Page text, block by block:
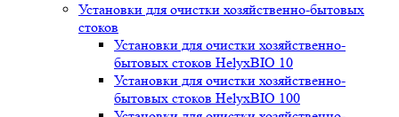
Установки для очистки хозяйственно-бытовых
стоков
Установки для очистки хозяйственно-
бытовых стоков HelyxBIO 10
Установки для очистки хозяйственно-
бытовых стоков HelyxBIO 100